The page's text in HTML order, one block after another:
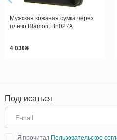
Мужская кожаная сумка через
плечо Blamont Bn027A
4 030₴
Подписаться
Я прочитал Пользовательское